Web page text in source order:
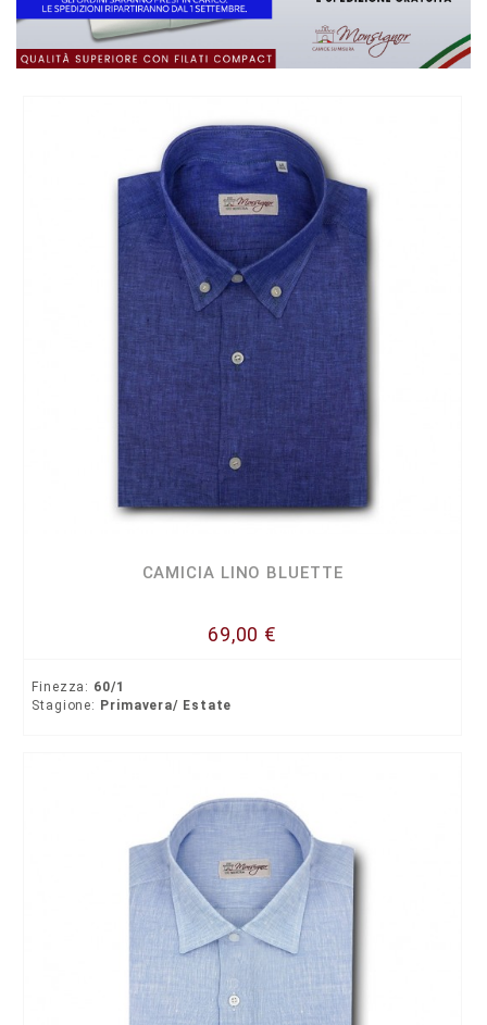
CAMICIA LINO BLUETTE
69,00 €
Finezza: 60/1
Stagione: Primavera/ Estate